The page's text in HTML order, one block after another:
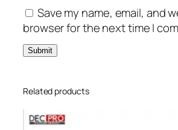
Save my name, email, and
browser for the next time I
Related products